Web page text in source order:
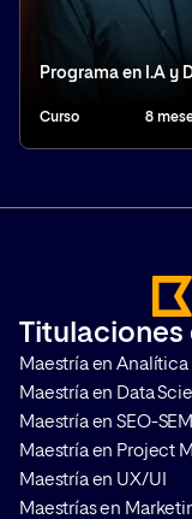
Data Engineer
:
Data Specialist:
datos para
Programa en I.A y
Curso 8
Titulaciones
Maestría en Analítica
Maestría en Data
Maestría en SEO-
Maestría en Project
Maestría en UX/UI
Maestrías en